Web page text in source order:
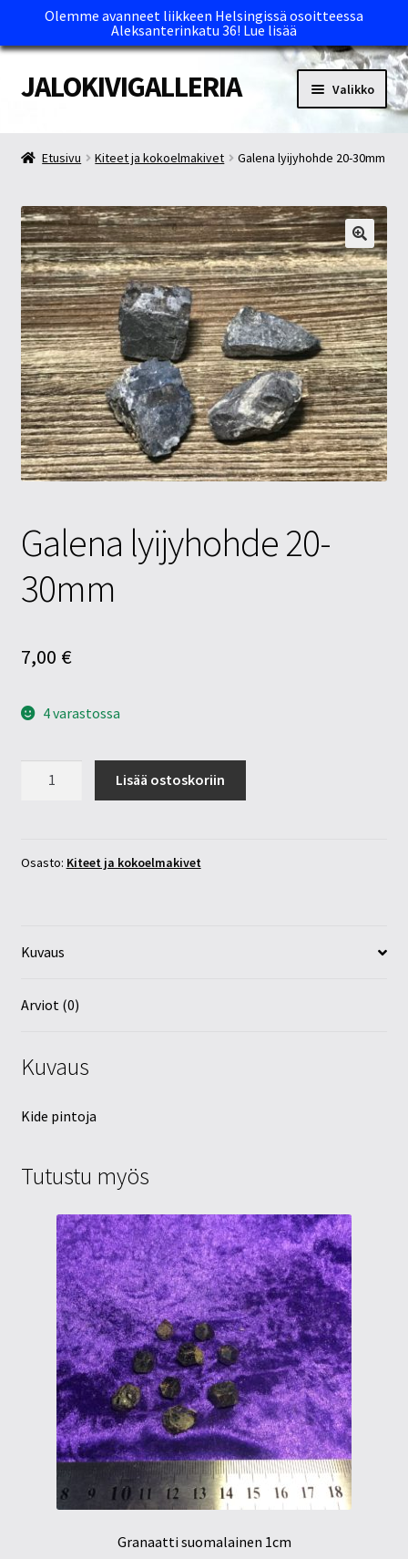
Olemme avanneet liikkeen Helsingissä osoitteessa
Aleksanterinkatu 36! Lue lisää
Siirry
navigointiin
Siirry
sisältöön
JALOKIVIGALLERIA Valikko
Maksutavat ja Tärkeää tietää
Myymälät
Oma tili
Ostoskori
Tietosuojaseloste
Tuotteet
Etusivu Kiteet ja kokoelmakivet Galena lyijyhohde 20-30mm
Galena lyijyhohde 20-
30mm
7,00 €
4 varastossa
määrä
Lisää ostoskoriin
Osasto: Kiteet ja kokoelmakivet
Kuvaus
Arviot (0)
Kuvaus
Kide pintoja
Tutustu myös
Granaatti suomalainen 1cm